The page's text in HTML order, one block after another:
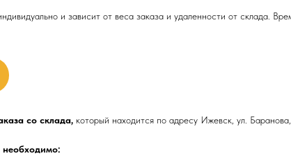
и зависит от веса заказа и удаленности от склада.
со склада, который находится по адресу Ижевск, ул.
необходимо: